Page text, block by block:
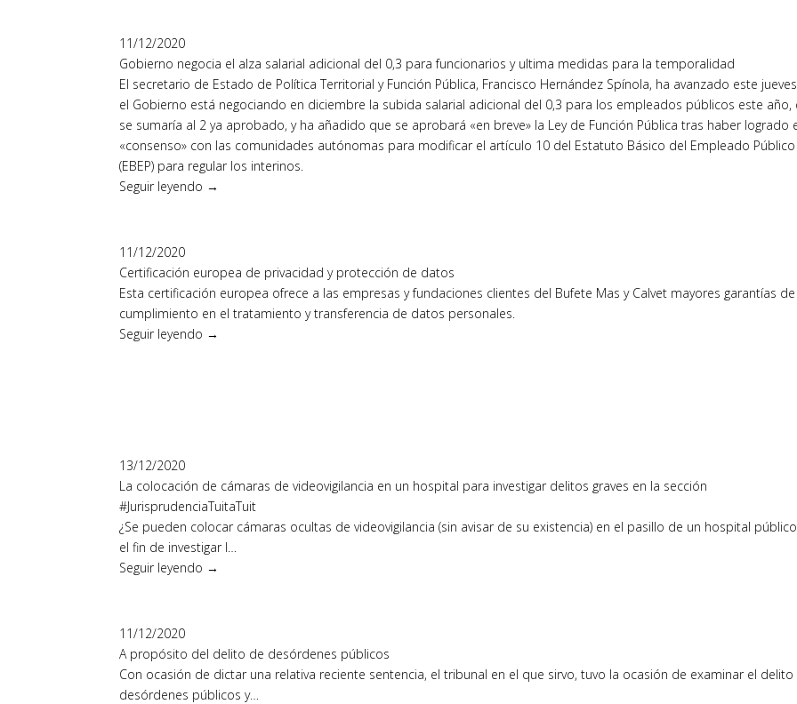
11/12/2020
Gobierno negocia el alza salarial adicional del 0,3 para funcionarios y ultima medidas para la temporalidad
El secretario de Estado de Política Territorial y Función Pública, Francisco Hernández Spínola, ha avanzado este
el Gobierno está negociando en diciembre la subida salarial adicional del 0,3 para los empleados públicos este año,
se sumaría al 2 ya aprobado, y ha añadido que se aprobará «en breve» la Ley de Función Pública tras haber logrado
«consenso» con las comunidades autónomas para modificar el artículo 10 del Estatuto Básico del Empleado Público
(EBEP) para regular los interinos.
Seguir leyendo →
11/12/2020
Certificación europea de privacidad y protección de datos
Esta certificación europea ofrece a las empresas y fundaciones clientes del Bufete Mas y Calvet mayores garantías de
cumplimiento en el tratamiento y transferencia de datos personales.
Seguir leyendo →
13/12/2020
La colocación de cámaras de videovigilancia en un hospital para investigar delitos graves en la sección
#JurisprudenciaTuitaTuit
¿Se pueden colocar cámaras ocultas de videovigilancia (sin avisar de su existencia) en el pasillo de un hospital
el fin de investigar l…
Seguir leyendo →
11/12/2020
A propósito del delito de desórdenes públicos
Con ocasión de dictar una relativa reciente sentencia, el tribunal en el que sirvo, tuvo la ocasión de examinar el
desórdenes públicos y…